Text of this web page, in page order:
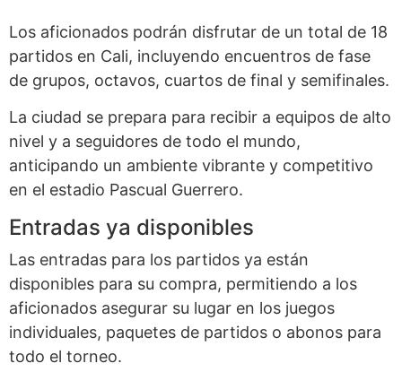
Los aficionados podrán disfrutar de un total de 18
partidos en Cali, incluyendo encuentros de fase
de grupos, octavos, cuartos de final y semifinales.
La ciudad se prepara para recibir a equipos de alto
nivel y a seguidores de todo el mundo,
anticipando un ambiente vibrante y competitivo
en el estadio Pascual Guerrero.
Entradas ya disponibles
Las entradas para los partidos ya están
disponibles para su compra, permitiendo a los
aficionados asegurar su lugar en los juegos
individuales, paquetes de partidos o abonos para
todo el torneo.